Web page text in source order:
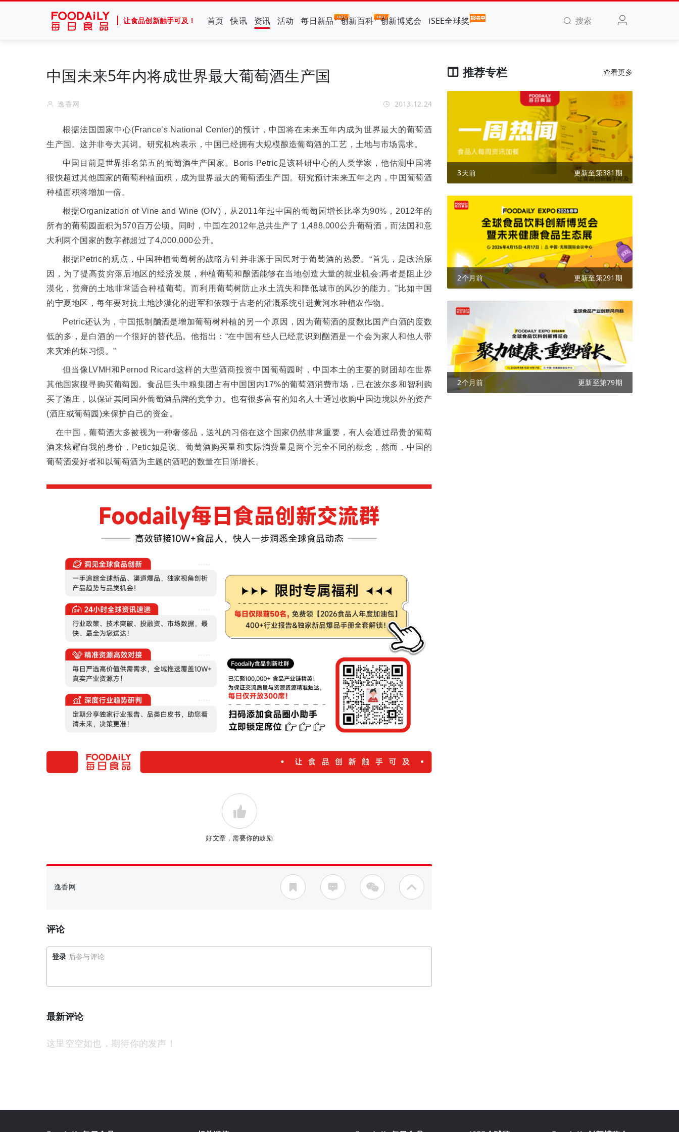
让食品创新触手可及！ 首页 快讯 资讯 活动 每日新品 创新百科 创新博览会 iSEE全球奖 搜索
中国未来5年内将成世界最大葡萄酒生产国
逸香网 2013.12.24
根据法国国家中心(France’s National Center)的预计，中国将在未来五年内成为世界最大的葡萄酒
生产国。这并非夸大其词。研究机构表示，中国已经拥有大规模酿造葡萄酒的工艺，土地与市场需求。
中国目前是世界排名第五的葡萄酒生产国家。 Boris Petric是该科研中心的人类学家，他估测中国将
很快超过其他国家的葡萄种植面积，成为世界最大的葡萄酒生产国。研究预计未来五年之内，中国葡萄酒
种植面积将增加一倍。
根据Organization of Vine and Wine (OIV) ，从 2011年起中国的葡萄园增长比率为90% ， 2012年的
所有的葡萄园面积为570百万公顷。同时，中国在2012年总共生产了 1,488,000公升葡萄酒，而法国和意
大利两个国家的数字都超过了4,000,000公升。
根据Petric的观点，中国种植葡萄树的战略方针并非源于国民对于葡萄酒的热爱。 “首先，是政治原
因，为了提高贫穷落后地区的经济发展，种植葡萄和酿酒能够在当地创造大量的就业机会;再者是阻止沙
漠化，贫瘠的土地非常适合种植葡萄。而利用葡萄树防止水土流失和降低城市的风沙的能力。”比如中国
的宁夏地区，每年要对抗土地沙漠化的进军和依赖于古老的灌溉系统引进黄河水种植农作物。
Petric还认为，中国抵制酗酒是增加葡萄树种植的另一个原因，因为葡萄酒的度数比国产白酒的度数
低的多，是白酒的一个很好的替代品。他指出： “在中国有些人已经意识到酗酒是一个会为家人和他人带
来灾难的坏习惯。”
但当像 LVMH 和 Pernod Ricard这样的大型酒商投资中国葡萄园时，中国本土的主要的财团却在世界
其他国家搜寻购买葡萄园。食品巨头中粮集团占有中国国内17%的葡萄酒消费市场，已在波尔多和智利购
买了酒庄，以保证其同国外葡萄酒品牌的竞争力。也有很多富有的知名人士通过收购中国边境以外的资产
(酒庄或葡萄园 )来保护自己的资金。
在中国，葡萄酒大多被视为一种奢侈品，送礼的习俗在这个国家仍然非常重要，有人会通过昂贵的葡萄
酒来炫耀自我的身价， Petic如是说。葡萄酒购买量和实际消费量是两个完全不同的概念，然而，中国的
葡萄酒爱好者和以葡萄酒为主题的酒吧的数量在日渐增长。
好文章，需要你的鼓励
逸香网
评论
登录 后参与评论
最新评论
这里空空如也，期待你的发声！
推荐专栏 查看更多
3天前 更新至第381期
2个月前 更新至第291期
2个月前 更新至第79期